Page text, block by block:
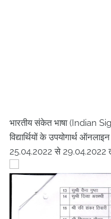
भारतीय संकेत भाषा (Indian
विद्यार्थियों के उपयोगार्थ
25.04.2022 से 29.04.2022